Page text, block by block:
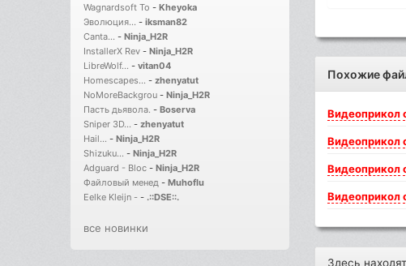
Wagnardsoft To - Kheyoka
Эволюция... - iksman82
Canta... - Ninja_H2R
InstallerX Rev - Ninja_H2R
LibreWolf... - vitan04
Homescapes... - zhenyatut
NoMoreBackgrou - Ninja_H2R
Пасть дьявола. - Boserva
Sniper 3D... - zhenyatut
Hail... - Ninja_H2R
Shizuku... - Ninja_H2R
Adguard - Bloc - Ninja_H2R
Файловый менед - Muhoflu
Eelke Kleijn - - .::DSE::.
все новинки
Похожие
Видеоприкол
Видеоприкол
Видеоприкол
Видеоприкол
Здесь